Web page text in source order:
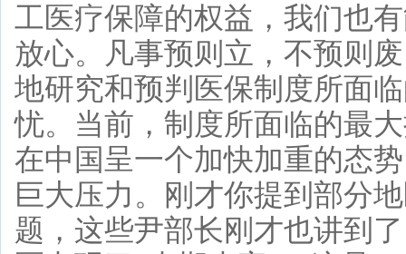
工医疗保障的权益，我们也
放心。凡事预则立，不预则
地研究和预判医保制度所面
忧。当前，制度所面临的最
在中国呈一个加快加重的态
巨大压力。刚才你提到部分
题，这些尹部长刚才也讲到